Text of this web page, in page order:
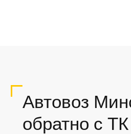
Автовоз
обратно с